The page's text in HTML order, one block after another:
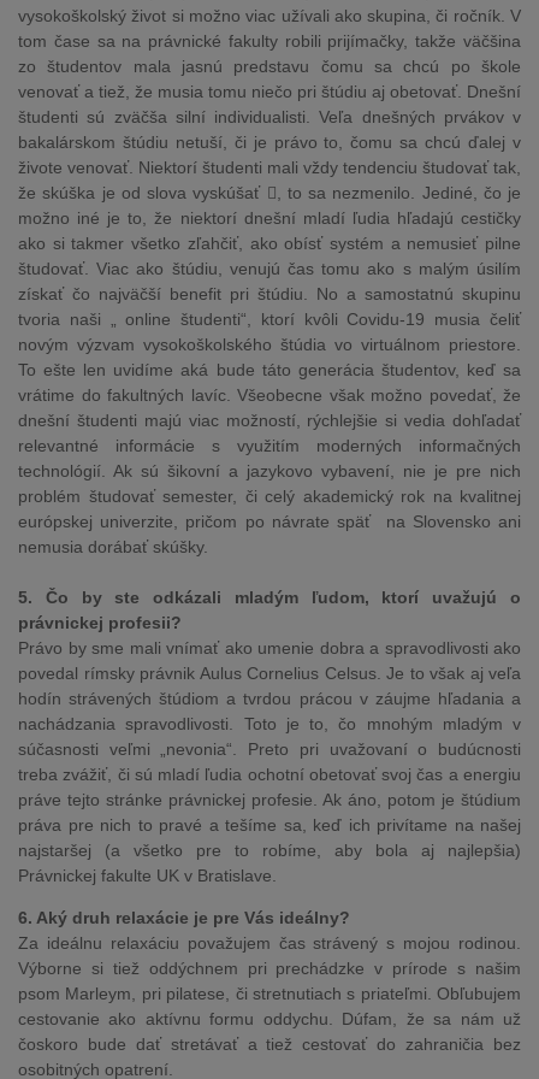
vysokoškolský život si možno viac užívali ako skupina, či ročník. V
tom čase sa na právnické fakulty robili prijímačky, takže väčšina
zo študentov mala jasnú predstavu čomu sa chcú po škole
venovať a tiež, že musia tomu niečo pri štúdiu aj obetovať. Dnešní
študenti sú zväčša silní individualisti. Veľa dnešných prvákov v
bakalárskom štúdiu netuší, či je právo to, čomu sa chcú ďalej v
živote venovať. Niektorí študenti mali vždy tendenciu študovať tak,
že skúška je od slova vyskúšať , to sa nezmenilo. Jediné, čo je
možno iné je to, že niektorí dnešní mladí ľudia hľadajú cestičky
ako si takmer všetko zľahčiť, ako obísť systém a nemusieť pilne
študovať. Viac ako štúdiu, venujú čas tomu ako s malým úsilím
získať čo najväčší benefit pri štúdiu. No a samostatnú skupinu
tvoria naši „ online študenti“, ktorí kvôli Covidu-19 musia čeliť
novým výzvam vysokoškolského štúdia vo virtuálnom priestore.
To ešte len uvidíme aká bude táto generácia študentov, keď sa
vrátime do fakultných lavíc. Všeobecne však možno povedať, že
dnešní študenti majú viac možností, rýchlejšie si vedia dohľadať
relevantné informácie s využitím moderných informačných
technológií. Ak sú šikovní a jazykovo vybavení, nie je pre nich
problém študovať semester, či celý akademický rok na kvalitnej
európskej univerzite, pričom po návrate späť na Slovensko ani
nemusia dorábať skúšky.
5. Čo by ste odkázali mladým ľudom, ktorí uvažujú o
právnickej profesii?
Právo by sme mali vnímať ako umenie dobra a spravodlivosti ako
povedal rímsky právnik Aulus Cornelius Celsus. Je to však aj veľa
hodín strávených štúdiom a tvrdou prácou v záujme hľadania a
nachádzania spravodlivosti. Toto je to, čo mnohým mladým v
súčasnosti veľmi „nevonia“. Preto pri uvažovaní o budúcnosti
treba zvážiť, či sú mladí ľudia ochotní obetovať svoj čas a energiu
práve tejto stránke právnickej profesie. Ak áno, potom je štúdium
práva pre nich to pravé a tešíme sa, keď ich privítame na našej
najstaršej (a všetko pre to robíme, aby bola aj najlepšia)
Právnickej fakulte UK v Bratislave.
6. Aký druh relaxácie je pre Vás ideálny?
Za ideálnu relaxáciu považujem čas strávený s mojou rodinou.
Výborne si tiež oddýchnem pri prechádzke v prírode s našim
psom Marleym, pri pilatese, či stretnutiach s priateľmi. Obľubujem
cestovanie ako aktívnu formu oddychu. Dúfam, že sa nám už
čoskoro bude dať stretávať a tiež cestovať do zahraničia bez
osobitných opatrení.